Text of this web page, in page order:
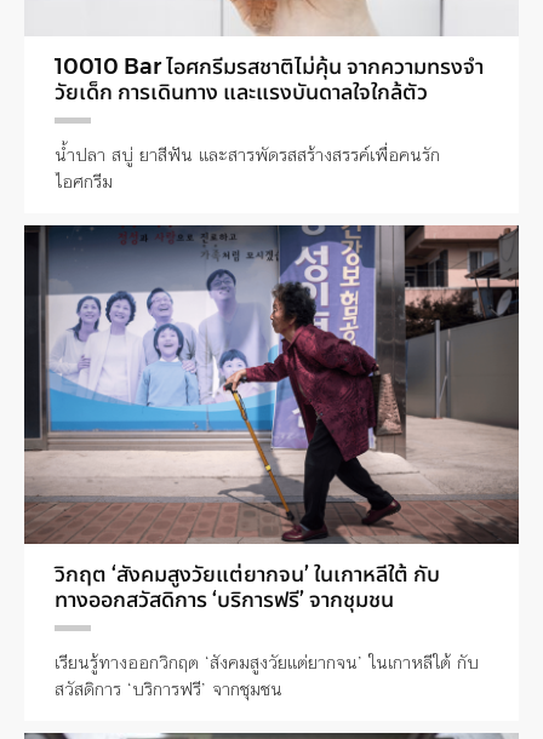
10010 Bar ไอศกรีมรสชาติไม่คุ้น จากความทรงจำ
วัยเด็ก การเดินทาง และแรงบันดาลใจใกล้ตัว
น้ำปลา สบู่ ยาสีฟัน และสารพัดรสสร้างสรรค์เพื่อคนรัก
ไอศกรีม
วิกฤต ‘สังคมสูงวัยแต่ยากจน’ ในเกาหลีใต้ กับ
ทางออกสวัสดิการ ‘บริการฟรี’ จากชุมชน
เรียนรู้ทางออกวิกฤต ‘สังคมสูงวัยแต่ยากจน’ ในเกาหลีใต้ กับ
สวัสดิการ ‘บริการฟรี’ จากชุมชน